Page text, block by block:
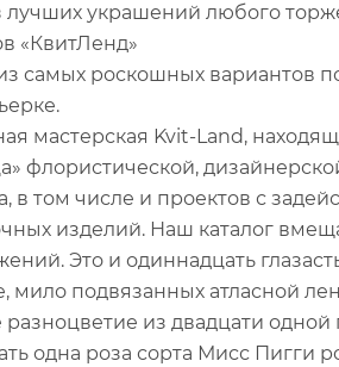
украшений любого
«КвитЛенд»
самых роскошных вариантов
мастерская Kvit-Land,
флористической,
в том числе и проектов с
изделий. Наш каталог
Это и одиннадцать
мило подвязанных атласной
разноцветие из двадцати
одна роза сорта Мисс Пигги